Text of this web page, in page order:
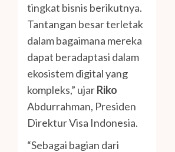
tingkat bisnis berikutnya.
Tantangan besar terletak
dalam bagaimana mereka
dapat beradaptasi dalam
ekosistem digital yang
kompleks,” ujarRiko
Abdurrahman, Presiden
Direktur Visa Indonesia.
“Sebagai bagian dari